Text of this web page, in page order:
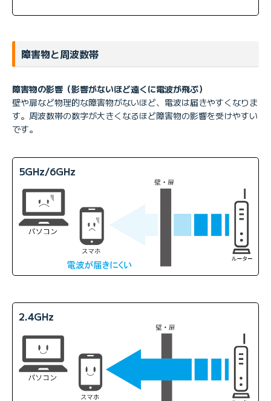
障害物と周波数帯
障害物の影響（影響がないほど遠くに電波が飛ぶ）
壁や扉など物理的な障害物がないほど、電波は届きやすくなりま
す。周波数帯の数字が大きくなるほど障害物の影響を受けやすい
です。
5GHz/6GHz
2.4GHz